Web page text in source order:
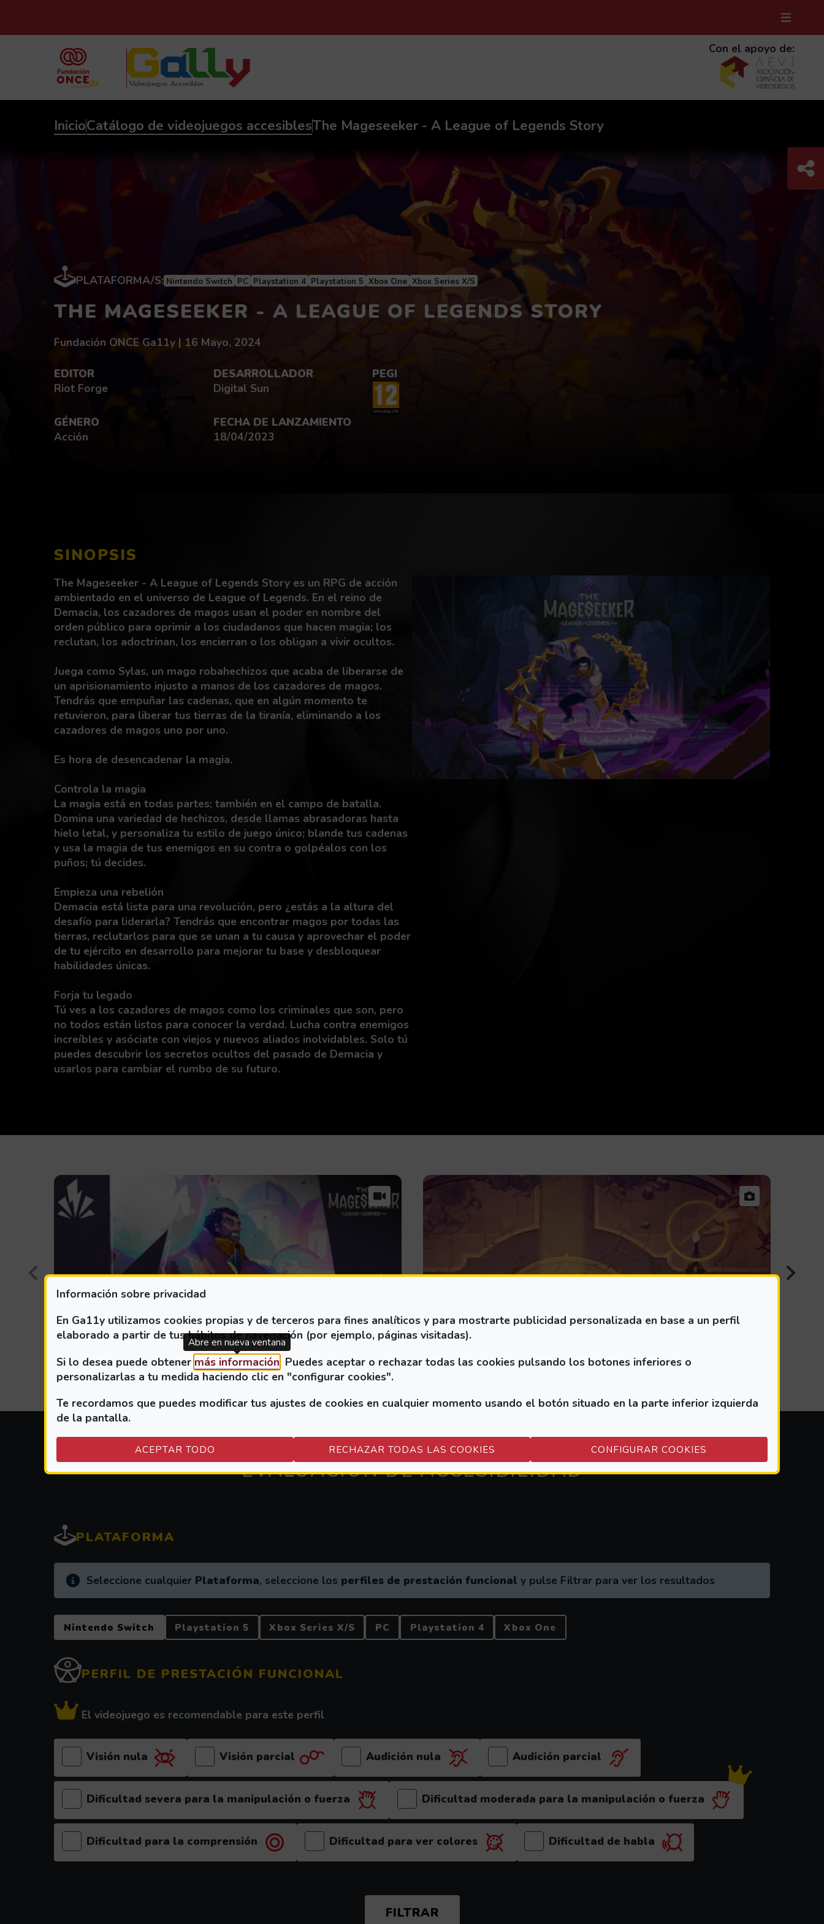
Información sobre privacidad
En Ga11y utilizamos cookies propias y de terceros para fines analíticos y para mostrarte publicidad personalizada en base a un perfil
elaborado a partir de tus hábitos de navegación (por ejemplo, páginas visitadas).
Si lo desea puede obtener más información(Abre en nueva ventana)
. Puedes aceptar o rechazar todas las cookies pulsando los botones inferiores o
personalizarlas a tu medida haciendo clic en "configurar cookies".
Te recordamos que puedes modificar tus ajustes de cookies en cualquier momento usando el botón situado en la parte inferior izquierda
de la pantalla.
ACEPTAR TODO RECHAZAR TODAS LAS COOKIES CONFIGURAR COOKIES
Abre en nueva ventana
Con el apoyo de:
InicioCatálogo de videojuegos accesiblesThe Mageseeker - A League of Legends Story
THE MAGESEEKER - A LEAGUE OF LEGENDS STORY
PLATAFORMA/S: Nintendo Switch PC Playstation 4 Playstation 5 Xbox One Xbox Series X/S
Redactado por:
Fundación ONCE Ga11y | fecha de publicación:
16 Mayo, 2024
EDITOR
Riot Forge
DESARROLLADOR
Digital Sun
PEGI
GÉNERO
Acción
FECHA DE LANZAMIENTO
18/04/2023
SINOPSIS
The Mageseeker - A League of Legends Story es un RPG de acción
ambientado en el universo de League of Legends. En el reino de
Demacia, los cazadores de magos usan el poder en nombre del
orden público para oprimir a los ciudadanos que hacen magia; los
reclutan, los adoctrinan, los encierran o los obligan a vivir ocultos.
Juega como Sylas, un mago robahechizos que acaba de liberarse de
un aprisionamiento injusto a manos de los cazadores de magos.
Tendrás que empuñar las cadenas, que en algún momento te
retuvieron, para liberar tus tierras de la tiranía, eliminando a los
cazadores de magos uno por uno.
Es hora de desencadenar la magia.
Controla la magia
La magia está en todas partes; también en el campo de batalla.
Domina una variedad de hechizos, desde llamas abrasadoras hasta
hielo letal, y personaliza tu estilo de juego único; blande tus cadenas
y usa la magia de tus enemigos en su contra o golpéalos con los
puños; tú decides.
Empieza una rebelión
Demacia está lista para una revolución, pero ¿estás a la altura del
desafío para liderarla? Tendrás que encontrar magos por todas las
tierras, reclutarlos para que se unan a tu causa y aprovechar el poder
de tu ejército en desarrollo para mejorar tu base y desbloquear
habilidades únicas.
Forja tu legado
Tú ves a los cazadores de magos como los criminales que son, pero
no todos están listos para conocer la verdad. Lucha contra enemigos
increíbles y asóciate con viejos y nuevos aliados inolvidables. Solo tú
puedes descubrir los secretos ocultos del pasado de Demacia y
usarlos para cambiar el rumbo de su futuro.
Retroceder
EVALUACION DE ACCESIBILIDAD
PLATAFORMA
Información:
Seleccione cualquier Plataforma, seleccione los perfiles de prestación funcional y pulse Filtrar para ver los resultados
PLATAFORMA
Nintendo Switch Playstation 5 Xbox Series X/S PC Playstation 4 Xbox One
PERFIL DE PRESTACIÓN FUNCIONAL
El videojuego es recomendable para este perfil
Visión nula Visión parcial Audición nula Audición parcial
Dificultad severa para la manipulación o fuerza
Dificultad moderada para la manipulación o fuerza
(el videojuego es recomendable para este perfil)
Dificultad para la comprensión
Dificultad para ver colores Dificultad de habla